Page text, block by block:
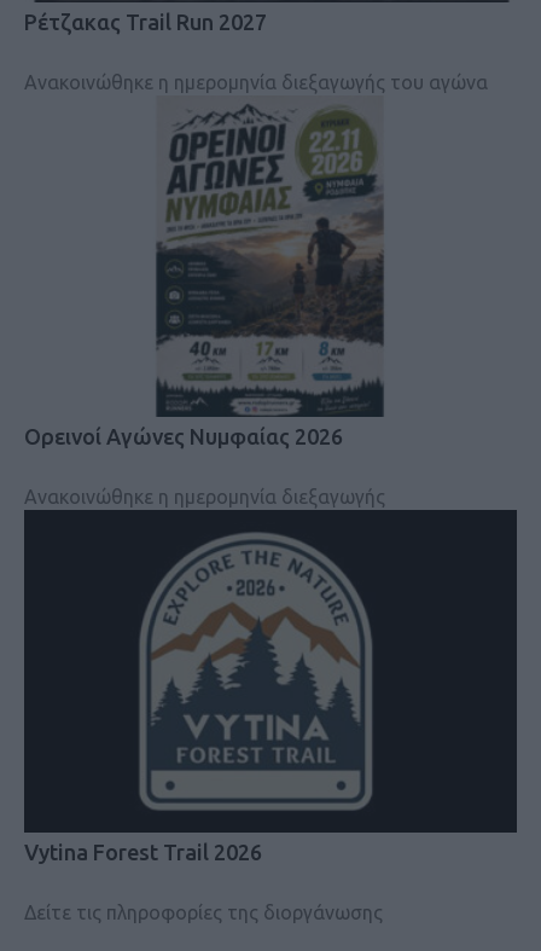
Ρέτζακας Trail Run 2027
Ανακοινώθηκε η ημερομηνία διεξαγωγής του αγώνα
Ορεινοί Αγώνες Νυμφαίας 2026
Ανακοινώθηκε η ημερομηνία διεξαγωγής
Vytina Forest Trail 2026
Δείτε τις πληροφορίες της διοργάνωσης